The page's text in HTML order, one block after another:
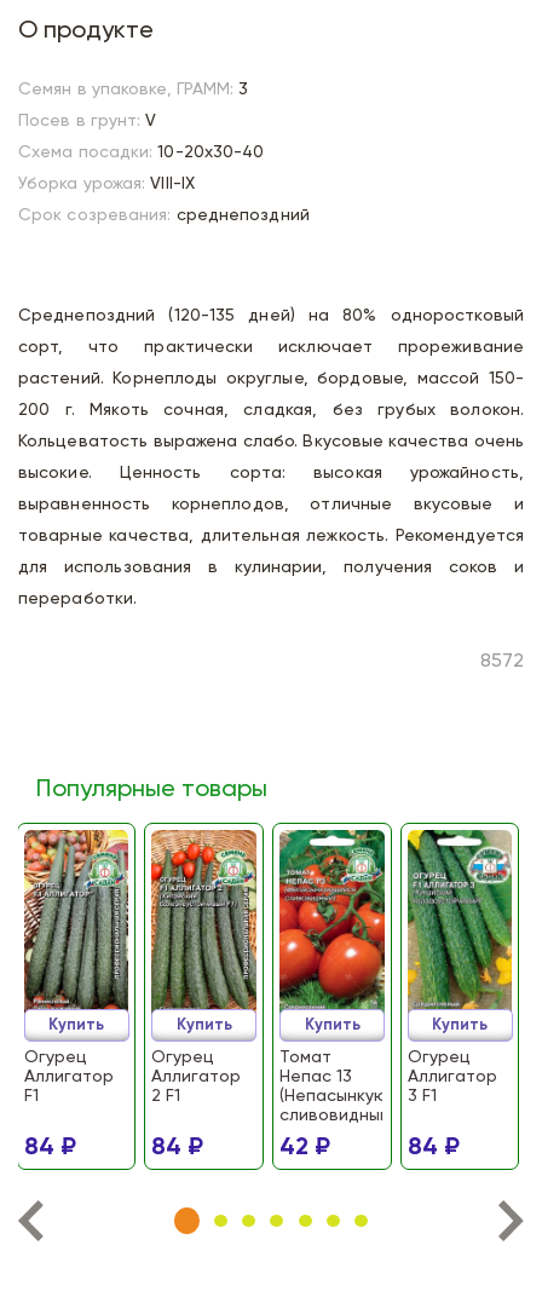
О продукте
Семян в упаковке, ГРАММ: 3
Посев в грунт: V
Схема посадки: 10-20х30-40
Уборка урожая: VIII-IX
Срок созревания: среднепоздний
Среднепоздний (120-135 дней) на 80% одноростковый
сорт, что практически исключает прореживание
растений. Корнеплоды округлые, бордовые, массой 150-
200 г. Мякоть сочная, сладкая, без грубых волокон.
Кольцеватость выражена слабо. Вкусовые качества очень
высокие. Ценность сорта: высокая урожайность,
выравненность корнеплодов, отличные вкусовые и
товарные качества, длительная лежкость. Рекомендуется
для использования в кулинарии, получения соков и
переработки.
8572
Популярные товары
Огурец
Аллигатор
F1
84 ₽
Купить
Огурец
Аллигатор
2 F1
84 ₽
Купить
Томат
Непас 13
(Непасынкующийся
сливовидный)
42 ₽
Купить
Огурец
Аллигатор
3 F1
84 ₽
Купить